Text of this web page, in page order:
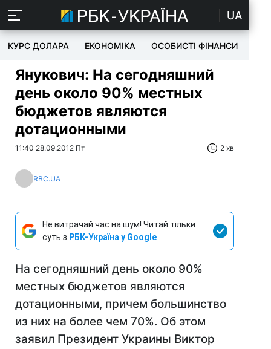
UA
КУРС ДОЛАРА ЕКОНОМІКА ОСОБИСТІ ФІНАНСИ
Янукович: На сегодняшний
день около 90% местных
бюджетов являются
дотационными
11:40 28.09.2012 Пт 2 хв
RBC.UA
Не витрачай час на шум! Читай тільки
суть з РБК-Україна у Google
На сегодняшний день около 90%
местных бюджетов являются
дотационными, причем большинство
из них на более чем 70%. Об этом
заявил Президент Украины Виктор